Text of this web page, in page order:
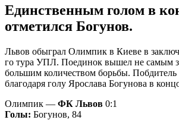
Единственным голом в
отметился Богунов.
Львов обыграл Олимпик в Киеве в
го тура УПЛ. Поединок вышел не самым
большим количеством борьбы. Побдитель
благодаря голу Ярослава Богунова в
Олимпик — ФК Львов 0:1
Голы: Богунов, 84